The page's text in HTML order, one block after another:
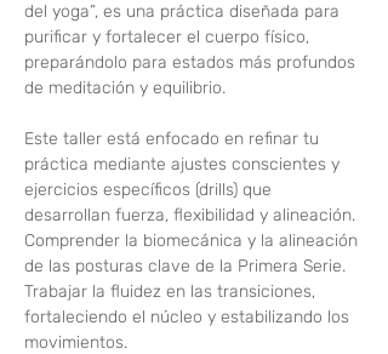
del yoga”, es una práctica diseñada para
purificar y fortalecer el cuerpo físico,
preparándolo para estados más profundos
de meditación y equilibrio.
Este taller está enfocado en refinar tu
práctica mediante ajustes conscientes y
ejercicios específicos (drills) que
desarrollan fuerza, flexibilidad y alineación.
Comprender la biomecánica y la alineación
de las posturas clave de la Primera Serie.
Trabajar la fluidez en las transiciones,
fortaleciendo el núcleo y estabilizando los
movimientos.